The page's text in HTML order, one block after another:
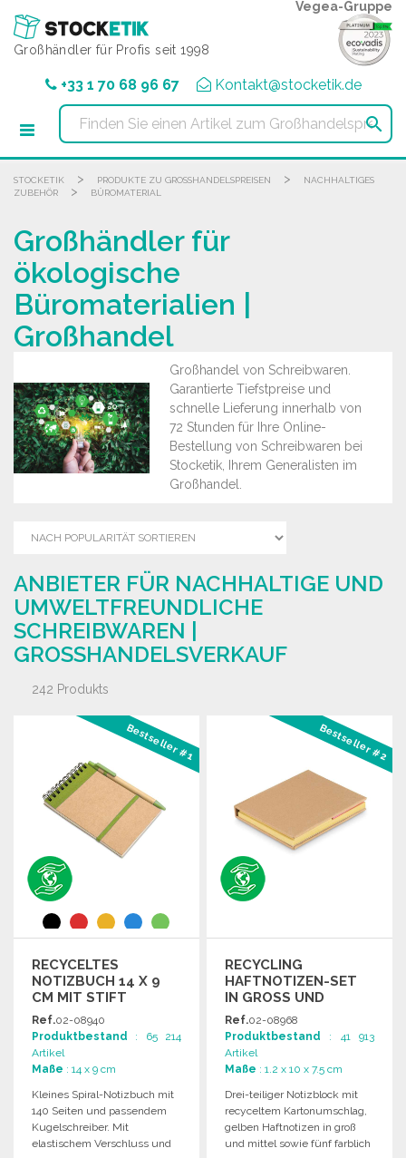
Großhändler für Profis seit 1998
Vegea-Gruppe
+33 1 70 68 96 67 Kontakt@stocketik.de

STOCKETIK > PRODUKTE ZU GROSSHANDELSPREISEN >
NACHHALTIGES
ZUBEHÖR
> BÜROMATERIAL
Großhändler für
ökologische
Büromaterialien |
Großhandel
Großhandel von Schreibwaren.
Garantierte Tiefstpreise und
schnelle Lieferung innerhalb von
72 Stunden für Ihre Online-
Bestellung von Schreibwaren bei
Stocketik, Ihrem Generalisten im
Großhandel.
ANBIETER FÜR NACHHALTIGE UND
UMWELTFREUNDLICHE
SCHREIBWAREN |
GROSSHANDELSVERKAUF
242 Produkts
Bestseller #1
RECYCELTES
NOTIZBUCH 14 X 9
CM MIT STIFT
Ref.02-08940
Produktbestand : 65 214
Artikel
Maße : 14 x 9 cm
Kleines Spiral-Notizbuch mit
140 Seiten und passendem
Kugelschreiber. Mit
elastischem Verschluss und
Bestseller #2
RECYCLING
HAFTNOTIZEN-SET
IN GROSS UND M
ITTEL
Ref.02-08968
Produktbestand : 41 913
Artikel
Maße : 1.2 x 10 x 7.5 cm
Drei-teiliger Notizblock mit
recyceltem Kartonumschlag,
gelben Haftnotizen in groß
und mittel sowie fünf farblich